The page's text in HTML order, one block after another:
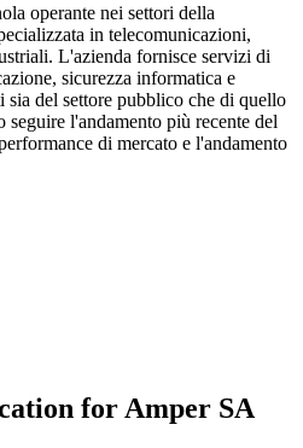
operante nei settori della
in telecomunicazioni,
L'azienda fornisce servizi di
sicurezza informatica e
del settore pubblico che di quello
l'andamento più recente del
di mercato e l'andamento
for Amper SA